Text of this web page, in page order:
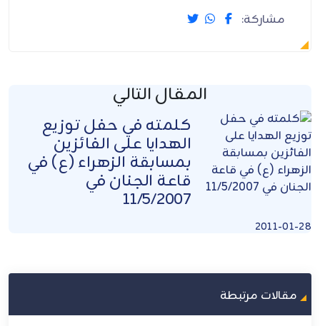
مشاركة:
المقال التالي
كلمته في حفل توزيع
الهدايا على الفائزين
بمسابقة الزهراء (ع) في
قاعة الجنان في
11/5/2007
2011-01-28
مقالات مرتبطة